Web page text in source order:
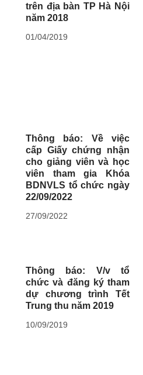
trên địa bàn TP Hà Nội
năm 2018
01/04/2019
Thông báo: Về việc
cấp Giấy chứng nhận
cho giảng viên và học
viên tham gia Khóa
BDNVLS tổ chức ngày
22/09/2022
27/09/2022
Thông báo: V/v tổ
chức và đăng ký tham
dự chương trình Tết
Trung thu năm 2019
10/09/2019